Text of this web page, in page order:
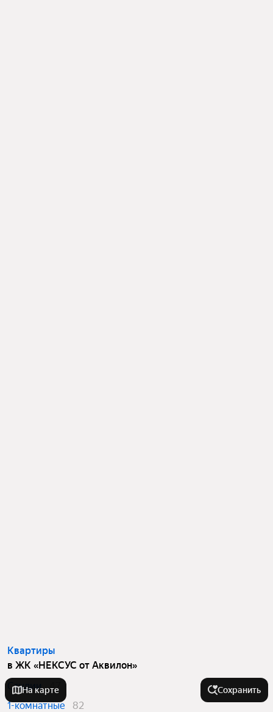
Квартиры
в ЖК «НЕКСУС от Аквилон»
Студии
47
1-комнатные
82
На карте Сохранить